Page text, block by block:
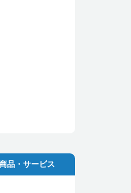
品・サービス